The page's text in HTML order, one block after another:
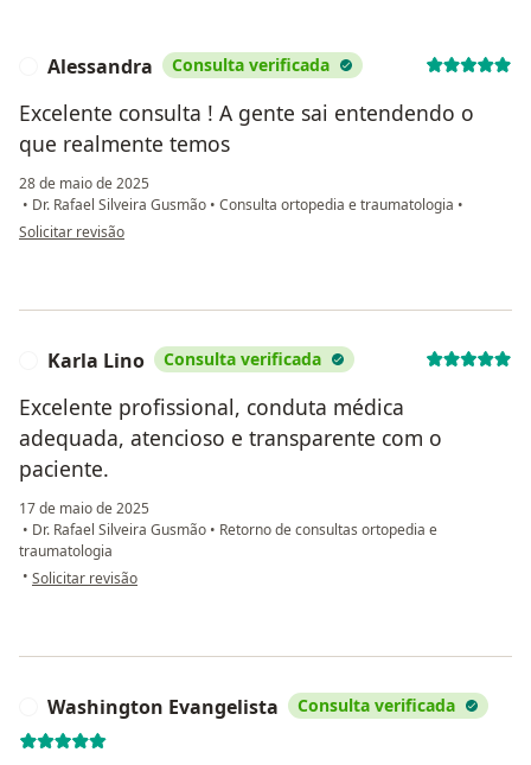
Alessandra Consulta verificada
Excelente consulta ! A gente sai entendendo o
que realmente temos
28 de maio de 2025
• Dr. Rafael Silveira Gusmão • Consulta ortopedia e traumatologia •
na opinião do utilizador Alessandra
Solicitar revisão
Karla Lino Consulta verificada
Excelente profissional, conduta médica
adequada, atencioso e transparente com o
paciente.
17 de maio de 2025
• Dr. Rafael Silveira Gusmão • Retorno de consultas ortopedia e
traumatologia
• na opinião do utilizador Karla Lino
Solicitar revisão
Washington Evangelista Consulta verificada